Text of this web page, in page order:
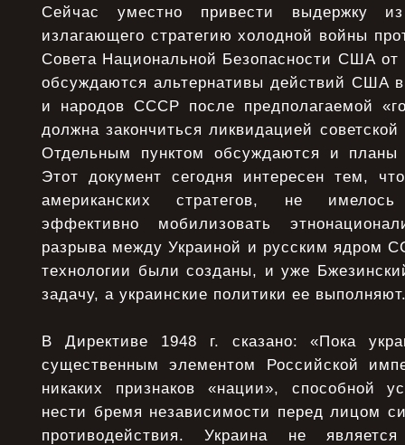
Сейчас уместно привести выдержку из
излагающего стратегию холодной войны
Совета Национальной Безопасности США от
обсуждаются альтернативы действий США
и народов СССР после предполагаемой
должна закончиться ликвидацией
Отдельным пунктом обсуждаются и
Этот документ сегодня интересен тем,
американских стратегов, не
эффективно мобилизовать
разрыва между Украиной и русским ядром
технологии были созданы, и уже
задачу, а украинские политики ее
В Директиве 1948 г. сказано: «Пока
существенным элементом Российской
никаких признаков «нации», способной
нести бремя независимости перед лицом
противодействия. Украина не